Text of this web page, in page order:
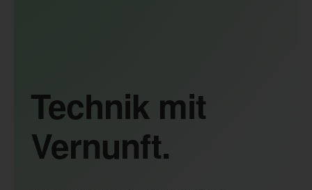
Technik mit
Vernunft.